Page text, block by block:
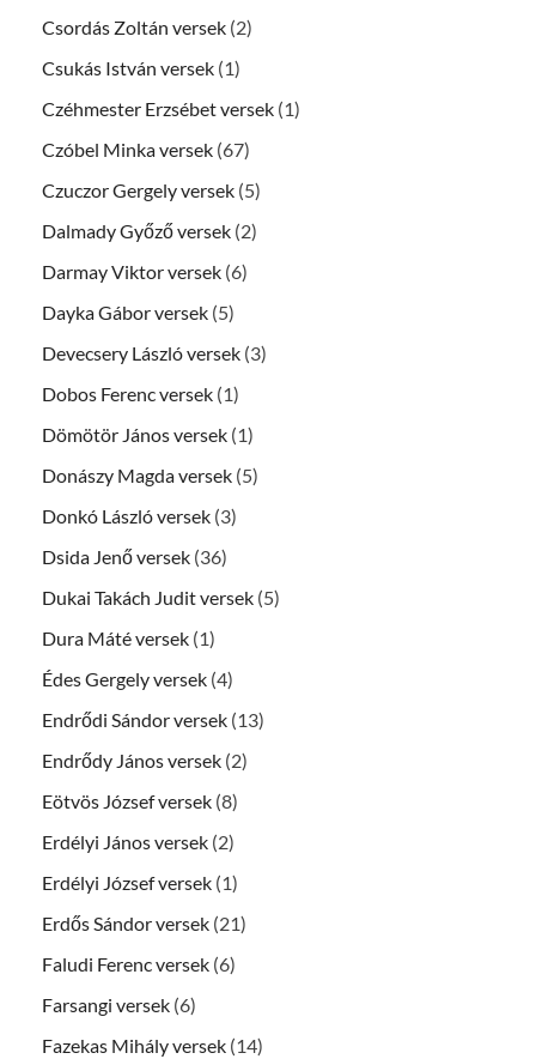
Csordás Zoltán versek (2)
Csukás István versek (1)
Czéhmester Erzsébet versek (1)
Czóbel Minka versek (67)
Czuczor Gergely versek (5)
Dalmady Győző versek (2)
Darmay Viktor versek (6)
Dayka Gábor versek (5)
Devecsery László versek (3)
Dobos Ferenc versek (1)
Dömötör János versek (1)
Donászy Magda versek (5)
Donkó László versek (3)
Dsida Jenő versek (36)
Dukai Takách Judit versek (5)
Dura Máté versek (1)
Édes Gergely versek (4)
Endrődi Sándor versek (13)
Endrődy János versek (2)
Eötvös József versek (8)
Erdélyi János versek (2)
Erdélyi József versek (1)
Erdős Sándor versek (21)
Faludi Ferenc versek (6)
Farsangi versek (6)
Fazekas Mihály versek (14)